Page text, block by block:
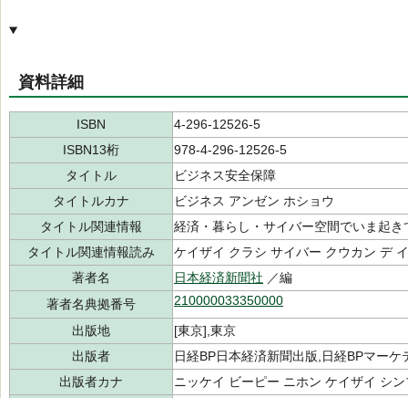
資料詳細
ISBN
4-296-12526-5
ISBN13桁
978-4-296-12526-5
タイトル
ビジネス安全保障
タイトルカナ
ビジネス アンゼン ホショウ
タイトル関連情報
経済・暮らし・サイバー空間でいま起き
タイトル関連情報読み
ケイザイ クラシ サイバー クウカン デ
著者名
日本経済新聞社 ／編
著者名典拠番号
210000033350000
出版地
[東京],東京
出版者
日経BP日本経済新聞出版,日経BPマーケ
出版者カナ
ニッケイ ビーピー ニホン ケイザイ シ